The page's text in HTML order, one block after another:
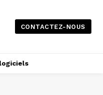
CONTACTEZ-NOUS